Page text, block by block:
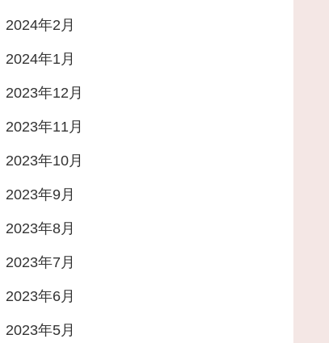
2024年2月
2024年1月
2023年12月
2023年11月
2023年10月
2023年9月
2023年8月
2023年7月
2023年6月
2023年5月